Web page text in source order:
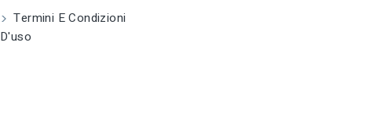
Termini E Condizioni
D'uso